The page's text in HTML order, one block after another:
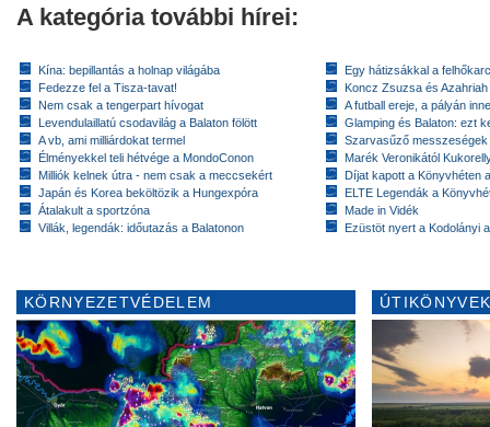
A kategória további hírei:
Kína: bepillantás a holnap világába
Fedezze fel a Tisza-tavat!
Nem csak a tengerpart hívogat
Levendulaillatú csodavilág a Balaton fölött
A vb, ami milliárdokat termel
Élményekkel teli hétvége a MondoConon
Milliók kelnek útra - nem csak a meccsekért
Japán és Korea beköltözik a Hungexpóra
Átalakult a sportzóna
Villák, legendák: időutazás a Balatonon
Egy hátizsákkal a
Koncz Zsuzsa és
A futball ereje, a pályán
Glamping és Balaton: ezt
Szarvasűző messzeségek
Marék Veronikától
Díjat kapott a Könyvhéten
ELTE Legendák a
Made in Vidék
Ezüstöt nyert a Kodolányi
KÖRNYEZETVÉDELEM